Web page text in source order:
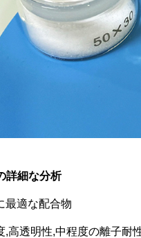
詳細な分析
最適な配合物
高透明性,中程度の離子